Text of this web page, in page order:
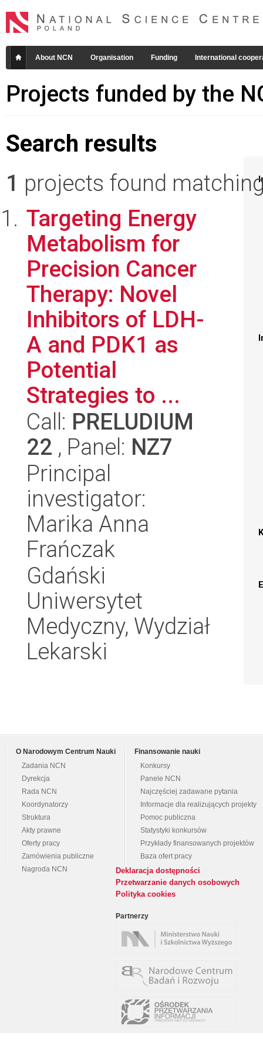
About NCN Organisation Funding International
Projects funded by the
Search results
1 projects found
Targeting Energy
Metabolism for
Precision Cancer
Therapy: Novel
Inhibitors of LDH-
A and PDK1 as
Potential
Strategies to ...
Call: PRELUDIUM
22 , Panel: NZ7
Principal
investigator:
Marika Anna
Frańczak
Gdański
Uniwersytet
Medyczny, Wydział
Lekarski
O Narodowym Centrum Nauki
Zadania NCN
Dyrekcja
Rada NCN
Koordynatorzy
Struktura
Akty prawne
Oferty pracy
Zamówienia publiczne
Nagroda NCN
Finansowanie nauki
Konkursy
Panele NCN
Najczęściej zadawane pytania
Informacje dla realizujących projekty
Pomoc publiczna
Statystyki konkursów
Przykłady finansowanych projektów
Baza ofert pracy
Deklaracja dostępności
Przetwarzanie danych osobowych
Polityka cookies
Partnerzy